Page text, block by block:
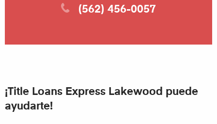
(562) 456-0057
¡Title Loans Express Lakewood puede
ayudarte!